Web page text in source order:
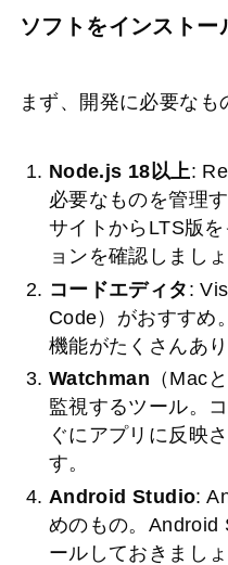
ソフトをインストー
まず、開発に必要なも
Node.js 18以上:
必要なものを管理
サイトからLTS版
ョンを確認しましょ
コードエディタ :
Code）がおすすめ
機能がたくさんあり
Watchman （Mac
監視するツール。
ぐにアプリに反映
す。
Android Studio:
めのもの。Android
ールしておきましょ